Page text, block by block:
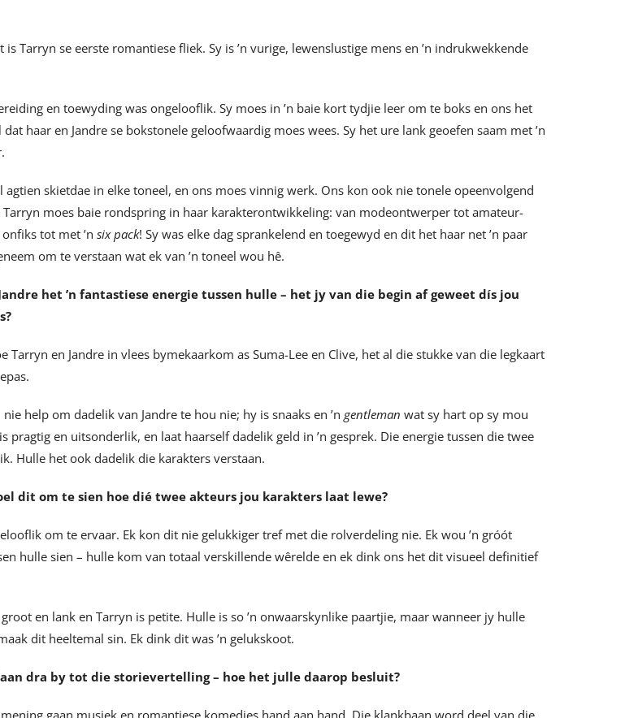
is Tarryn se eerste romantiese fliek. Sy is ’n vurige, lewenslustige mens en ’n indrukwekkende
en toewyding was ongelooflik. Sy moes in ’n baie kort tydjie leer om te boks en ons het
dat haar en Jandre se bokstonele geloofwaardig moes wees. Sy het ure lank geoefen saam met ’n
agtien skietdae in elke toneel, en ons moes vinnig werk. Ons kon ook nie tonele opeenvolgend
Tarryn moes baie rondspring in haar karakterontwikkeling: van modeontwerper tot amateur-
tot met ’nsix pack! Sy was elke dag sprankelend en toegewyd en dit het haar net ’n paar
om te verstaan wat ek van ’n toneel wou hê.
het ’n fantastiese energie tussen hulle – het jy van die begin af geweet dís jou
Tarryn en Jandre in vlees bymekaarkom as Suma-Lee en Clive, het al die stukke van die legkaart
nie help om dadelik van Jandre te hou nie; hy is snaaks en ’ngentleman wat sy hart op sy mou
pragtig en uitsonderlik, en laat haarself dadelik geld in ’n gesprek. Die energie tussen die twee
Hulle het ook dadelik die karakters verstaan.
dit om te sien hoe dié twee akteurs jou karakters laat lewe?
om te ervaar. Ek kon dit nie gelukkiger tref met die rolverdeling nie. Ek wou ’n gróót
hulle sien – hulle kom van totaal verskillende wêrelde en ek dink ons het dit visueel definitief
groot en lank en Tarryn is petite. Hulle is so ’n onwaarskynlike paartjie, maar wanneer jy hulle
dit heeltemal sin. Ek dink dit was ’n gelukskoot.
dra by tot die storievertelling – hoe het julle daarop besluit?
gaan musiek en romantiese komedies hand aan hand. Die klankbaan word deel van die